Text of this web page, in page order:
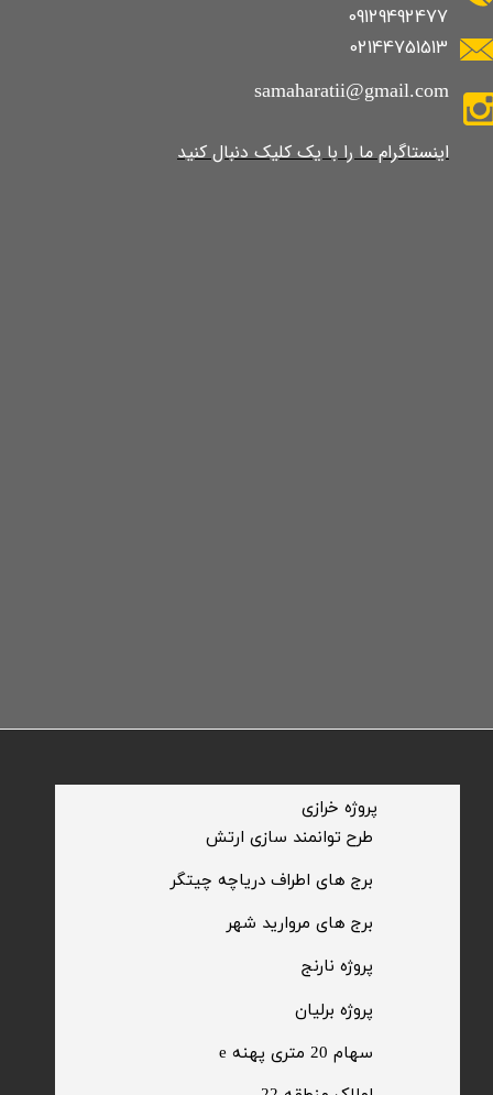
​طرح توانمند سازی ارتش
سهام 20 متری پهنه e​​​​​​​
​پروژه خرازی
پروژه برلیان
​پروژه نارنج
​برج های اطراف دریاچه چیتگر
​برج های مروارید شهر
09129492477
02144751513
samaharatii@gmail.com
​​​​​​​​​اینستاگرام ما را با یک کلیک دنبال کنید